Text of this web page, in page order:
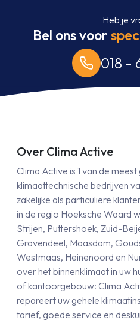
Heb je
Bel ons voor
018 -
Over Clima Active
Clima Active is 1 van de
klimaattechnische bedrijven
zakelijke als particuliere
in de regio Hoeksche Waard
Strijen, Puttershoek, Zuid-
Gravendeel, Maasdam,
Westmaas, Heinenoord en
over het binnenklimaat in uw
of kantoorgebouw: Clima
repareert uw gehele
tarief, goede service en